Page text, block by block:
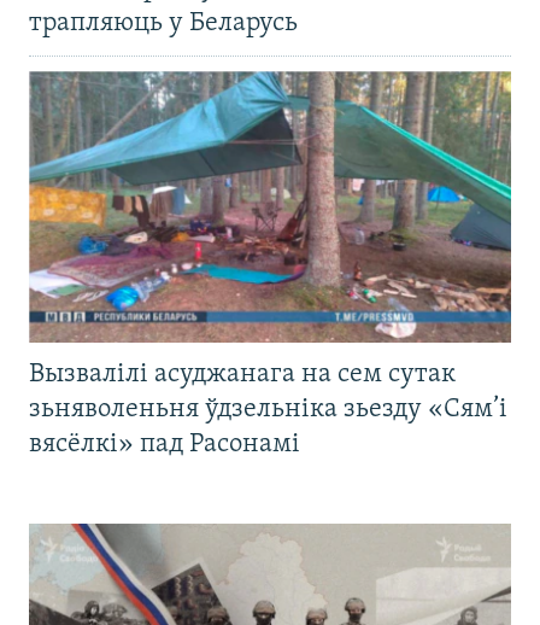
трапляюць у Беларусь
Вызвалілі асуджанага на сем сутак
зьняволеньня ўдзельніка зьезду «Сям’і
вясёлкі» пад Расонамі